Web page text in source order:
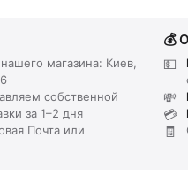
нашего магазина: Киев,
собственной
за 1–2 дня
Почта или